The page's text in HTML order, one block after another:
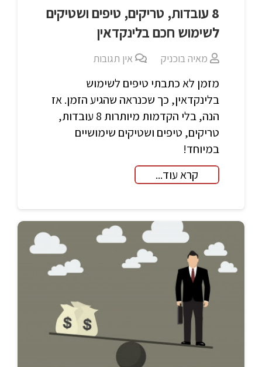
8 עובדות, טריקים, טיפים ושטיקים
לשימוש חכם בלינקדאין
מאיה בוכניק אין תגובות
מזמן לא כתבתי טיפים לשימוש
בלינקדאין, כך שכנראה שהגיע הזמן. אז
הנה, בלי הקדמות מיותרות 8 עובדות,
טריקים, טיפים ושטיקים שימושיים
במיוחד!
קרא עוד...